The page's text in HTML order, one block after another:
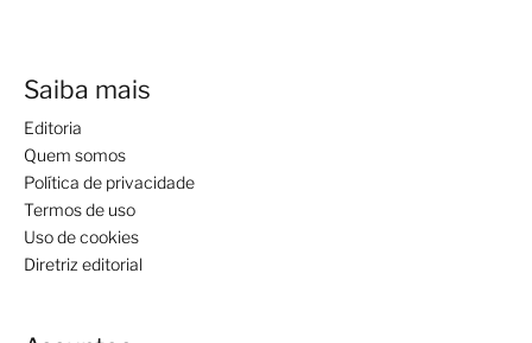
Saiba mais
Editoria
Quem somos
Política de privacidade
Termos de uso
Uso de cookies
Diretriz editorial